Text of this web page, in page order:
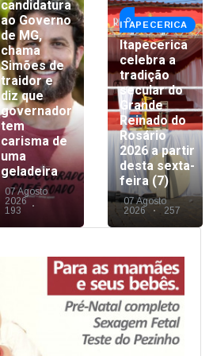
candidatura
ao Governo
de MG,
chama
Simões de
traidor e
diz que
governador
tem
carisma de
uma
geladeira
07 Agosto
2026
193
ITAPECERICA
Itapecerica
celebra a
tradição
secular do
Grande
Reinado do
Rosário
2026 a partir
desta sexta-
feira (7)
07 Agosto
2026
257